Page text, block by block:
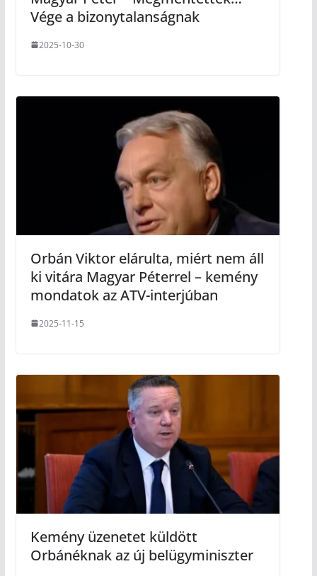
Vége a bizonytalanságnak
2025-10-30
Orbán Viktor elárulta, miért nem áll
ki vitára Magyar Péterrel – kemény
mondatok az ATV-interjúban
2025-11-15
Kemény üzenetet küldött
Orbánéknak az új belügyminiszter